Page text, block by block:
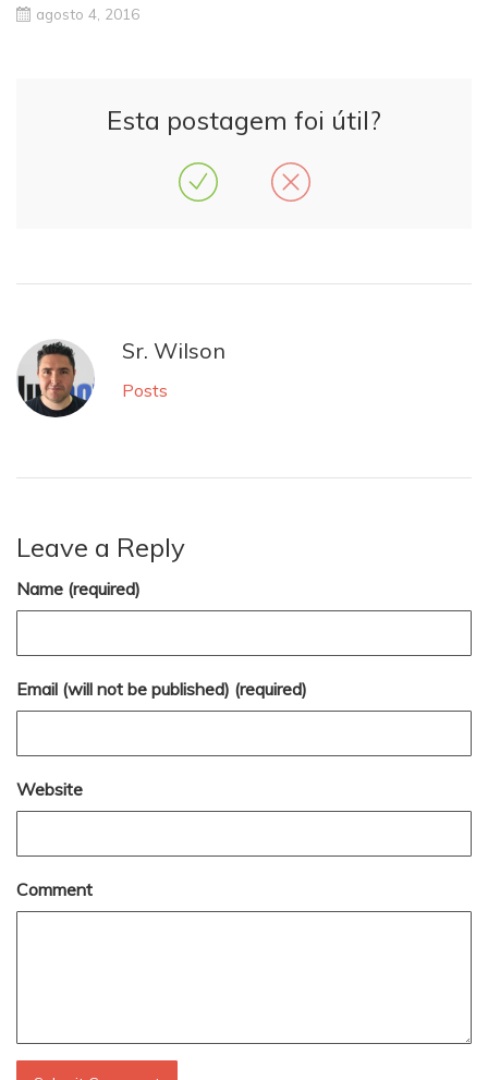
agosto 4, 2016
Esta postagem foi útil?
Sr. Wilson
Posts
Leave a Reply
Name (required)
Email (will not be published) (required)
Website
Comment